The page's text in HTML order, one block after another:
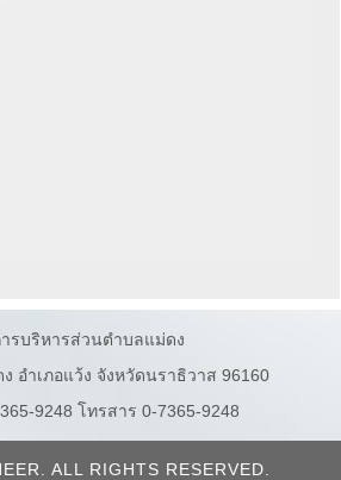
ารบริหารส่วนตำบลแม่ดง
อำเภอแว้ง จังหวัดนราธิวาส 96160
9248 โทรสาร 0-7365-9248
ALL RIGHTS RESERVED.